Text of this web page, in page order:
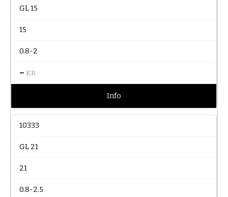
GL 15
15
0.8-2
– KR
Info
10333
GL 21
21
0.8-2.5